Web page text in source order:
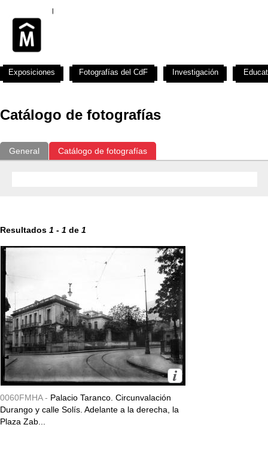
Catálogo de fotografías
General Catálogo de fotografías
Resultados 1 - 1 de 1
0060FMHA - Palacio Taranco. Circunvalación
Durango y calle Solís. Adelante a la derecha, la
Plaza Zab...
Exposiciones Fotografías del CdF Investigación